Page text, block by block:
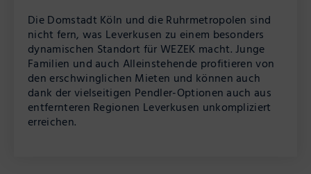
Die Domstadt Köln und die Ruhrmetropolen sind
nicht fern, was Leverkusen zu einem besonders
dynamischen Standort für WEZEK macht. Junge
Familien und auch Alleinstehende profitieren von
den erschwinglichen Mieten und können auch
dank der vielseitigen Pendler-Optionen auch aus
entfernteren Regionen Leverkusen unkompliziert
erreichen.